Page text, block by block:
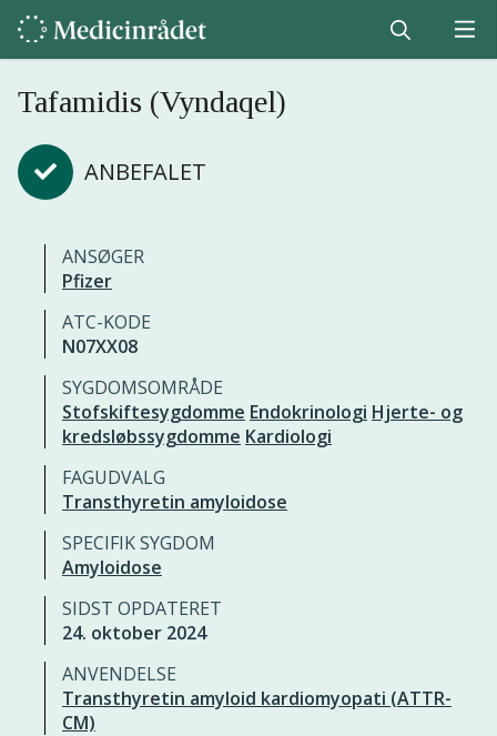
Tafamidis (Vyndaqel)
ANBEFALET
ANSØGER
Pfizer
ATC-KODE
N07XX08
SYGDOMSOMRÅDE
Stofskiftesygdomme Endokrinologi Hjerte- og
kredsløbssygdomme Kardiologi
FAGUDVALG
Transthyretin amyloidose
SPECIFIK SYGDOM
Amyloidose
SIDST OPDATERET
24. oktober 2024
ANVENDELSE
Transthyretin amyloid kardiomyopati (ATTR-
CM)